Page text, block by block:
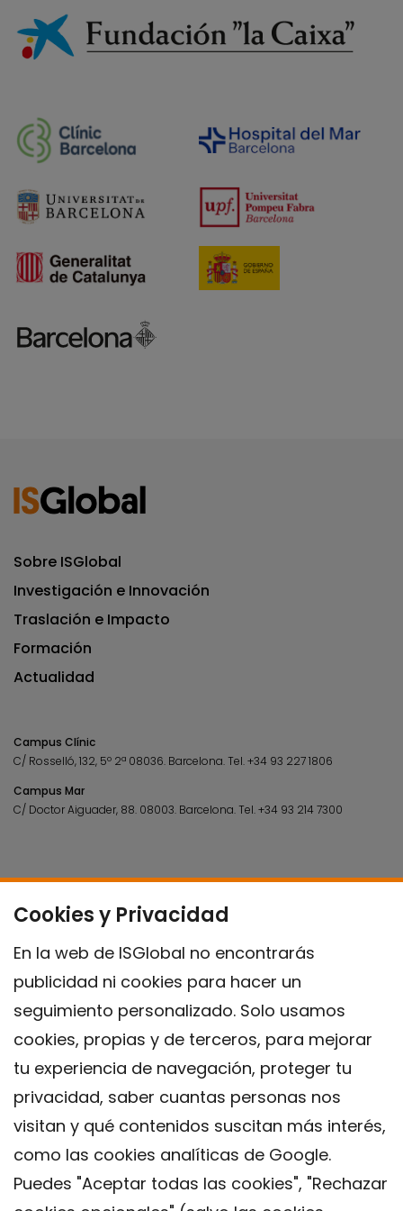
Cookies y Privacidad
En la web de ISGlobal no encontrarás
publicidad ni cookies para hacer un
seguimiento personalizado. Solo usamos
cookies, propias y de terceros, para mejorar
tu experiencia de navegación, proteger tu
privacidad, saber cuantas personas nos
visitan y qué contenidos suscitan más interés,
como las cookies analíticas de Google.
Puedes "Aceptar todas las cookies", "Rechazar
Sobre ISGlobal
Investigación e Innovación
Traslación e Impacto
Formación
Actualidad
Campus Clínic
C/ Rosselló, 132, 5º 2ª 08036. Barcelona.Tel.+34 93 227 1806
Campus Mar
C/ Doctor Aiguader, 88. 08003. Barcelona.Tel.+34 93 214 7300